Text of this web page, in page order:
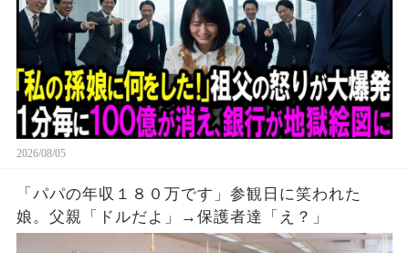
2026/08/05
「パパの年収１８０万です」参観日に笑われた
娘。父親「ドルだよ」→保護者達「え？」